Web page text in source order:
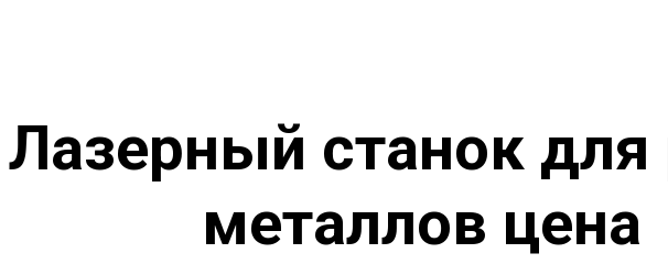
Лазерный станок для
металлов цена